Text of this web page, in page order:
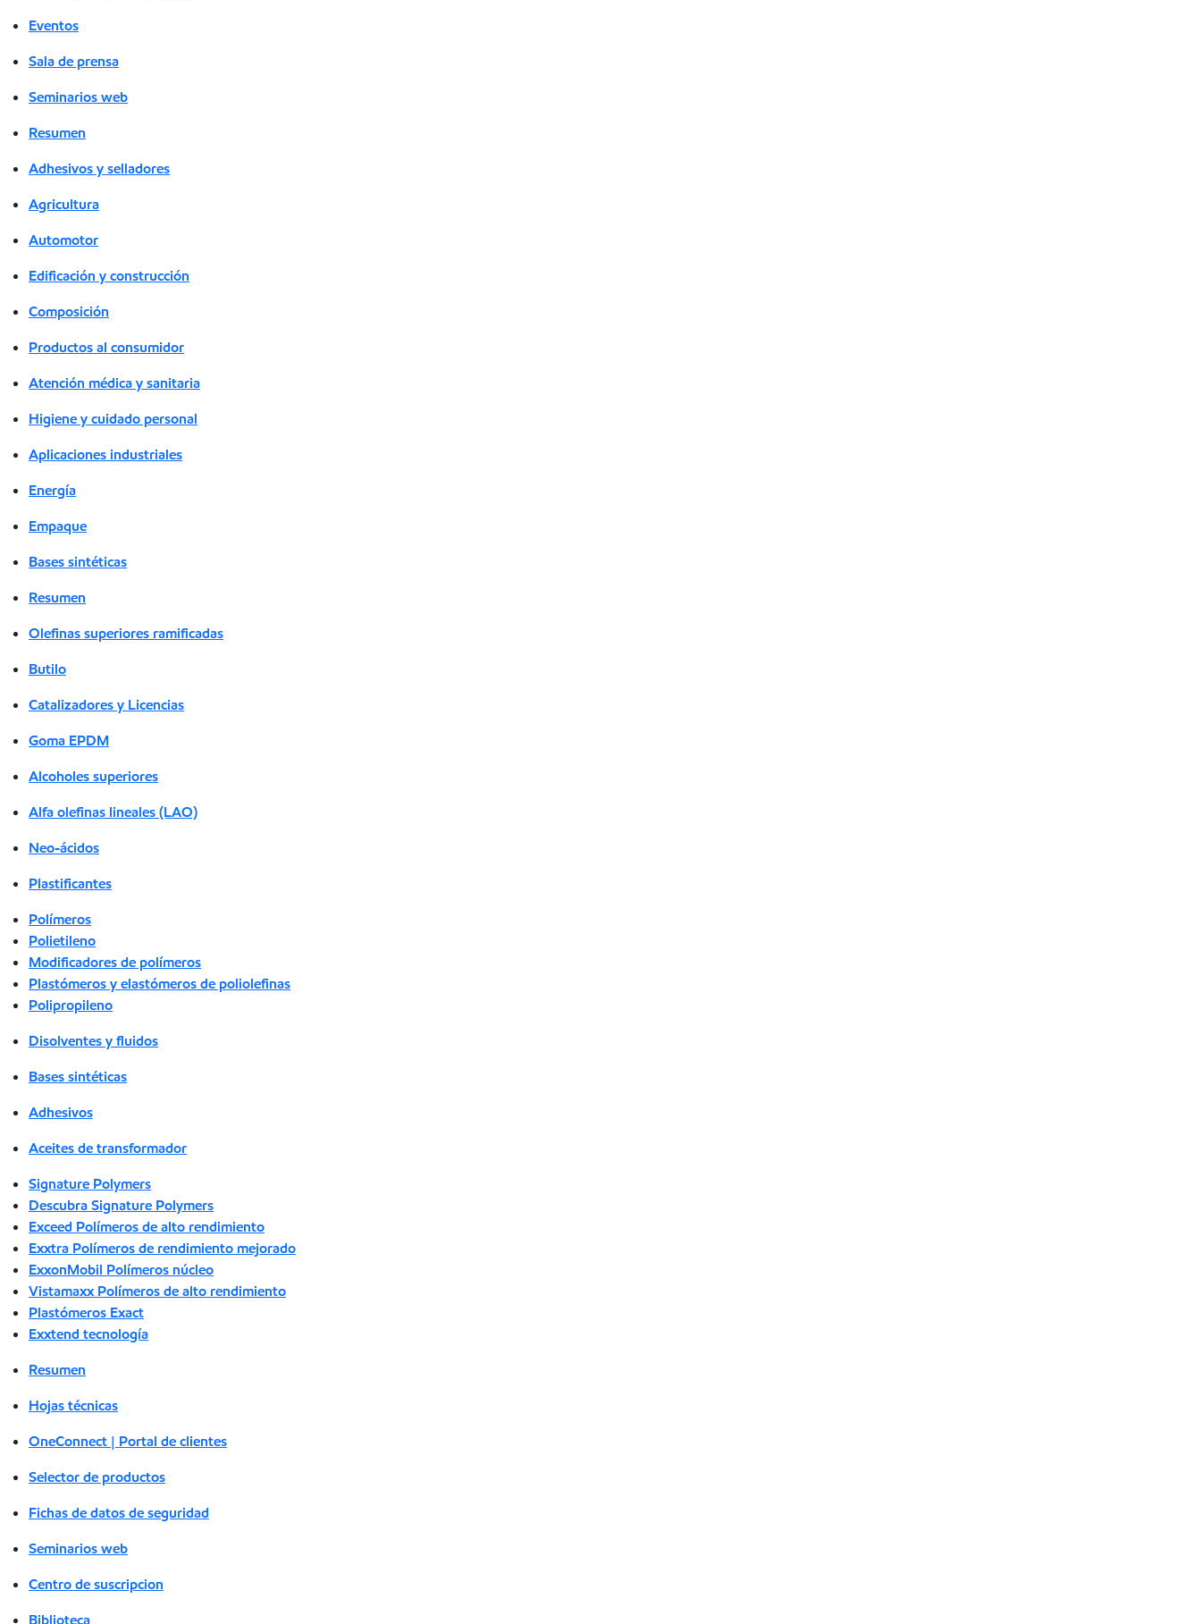
Eventos
Sala de prensa
Seminarios web
Resumen
Adhesivos y selladores
Agricultura
Automotor
Edificación y construcción
Composición
Productos al consumidor
Atención médica y sanitaria
Higiene y cuidado personal
Aplicaciones industriales
Energía
Empaque
Bases sintéticas
Resumen
Olefinas superiores ramificadas
Butilo
Catalizadores y Licencias
Goma EPDM
Alcoholes superiores
Alfa olefinas lineales (LAO)
Neo-ácidos
Plastificantes
Polímeros
Polietileno
Modificadores de polímeros
Plastómeros y elastómeros de poliolefinas
Polipropileno
Disolventes y fluidos
Bases sintéticas
Adhesivos
Aceites de transformador
Signature Polymers
Descubra Signature Polymers
Exceed Polímeros de alto rendimiento
Exxtra Polímeros de rendimiento mejorado
ExxonMobil Polímeros núcleo
Vistamaxx Polímeros de alto rendimiento
Plastómeros Exact
Exxtend tecnología
Resumen
Hojas técnicas
OneConnect | Portal de clientes
Selector de productos
Fichas de datos de seguridad
Seminarios web
Centro de suscripcion
Biblioteca